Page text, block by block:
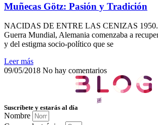
Muñecas Götz: Pasión y Tradición
NACIDAS DE ENTRE LAS CENIZAS 1950.
Guerra Mundial, Alemania comenzaba a
y del estigma socio-político que se
Leer más
09/05/2018 No hay comentarios
Suscríbete y estarás al día
Nombre